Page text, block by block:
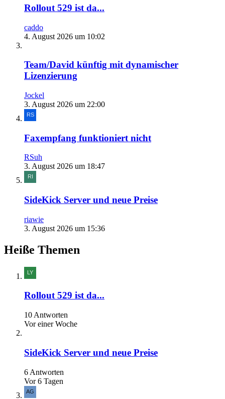
Rollout 529 ist da...
caddo
4. August 2026 um 10:02
Team/David künftig mit dynamischer
Lizenzierung
Jockel
3. August 2026 um 22:00
Faxempfang funktioniert nicht
RSuh
3. August 2026 um 18:47
SideKick Server und neue Preise
riawie
3. August 2026 um 15:36
Heiße Themen
Rollout 529 ist da...
10 Antworten
Vor einer Woche
SideKick Server und neue Preise
6 Antworten
Vor 6 Tagen